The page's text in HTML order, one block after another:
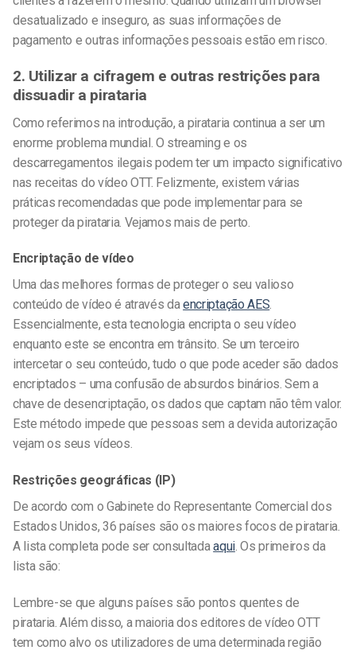
desatualizado e inseguro, as suas informações de
pagamento e outras informações pessoais estão em risco.
2. Utilizar a cifragem e outras restrições para
dissuadir a pirataria
Como referimos na introdução, a pirataria continua a ser um
enorme problema mundial. O streaming e os
descarregamentos ilegais podem ter um impacto significativo
nas receitas do vídeo OTT. Felizmente, existem várias
práticas recomendadas que pode implementar para se
proteger da pirataria. Vejamos mais de perto.
Encriptação de vídeo
Uma das melhores formas de proteger o seu valioso
conteúdo de vídeo é através daencriptação AES.
Essencialmente, esta tecnologia encripta o seu vídeo
enquanto este se encontra em trânsito. Se um terceiro
intercetar o seu conteúdo, tudo o que pode aceder são dados
encriptados – uma confusão de absurdos binários. Sem a
chave de desencriptação, os dados que captam não têm valor.
Este método impede que pessoas sem a devida autorização
vejam os seus vídeos.
Restrições geográficas (IP)
De acordo com o Gabinete do Representante Comercial dos
Estados Unidos, 36 países são os maiores focos de pirataria.
A lista completa pode ser consultadaaqui. Os primeiros da
lista são:
Lembre-se que alguns países são pontos quentes de
pirataria. Além disso, a maioria dos editores de vídeo OTT
tem como alvo os utilizadores de uma determinada região